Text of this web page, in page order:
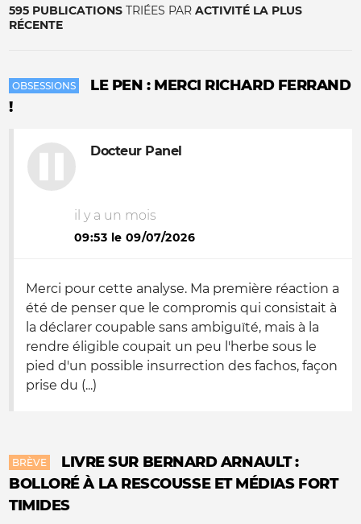
595 PUBLICATIONS TRIÉES PAR ACTIVITÉ LA PLUS
RÉCENTE
OBSESSIONS
LE PEN : MERCI RICHARD FERRAND
!
Docteur Panel
il y a un mois
09:53 le 09/07/2026
Merci pour cette analyse. Ma première réaction a
été de penser que le compromis qui consistait à
la déclarer coupable sans ambiguïté, mais à la
rendre éligible coupait un peu l'herbe sous le
pied d'un possible insurrection des fachos, façon
prise du (...)
BRÈVE
LIVRE SUR BERNARD ARNAULT :
BOLLORÉ À LA RESCOUSSE ET MÉDIAS FORT
TIMIDES